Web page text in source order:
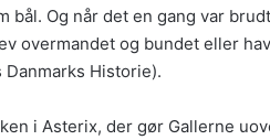
bål. Og når det en gang var
overmandet og bundet eller
Historie).
i Asterix, der gør Gallerne